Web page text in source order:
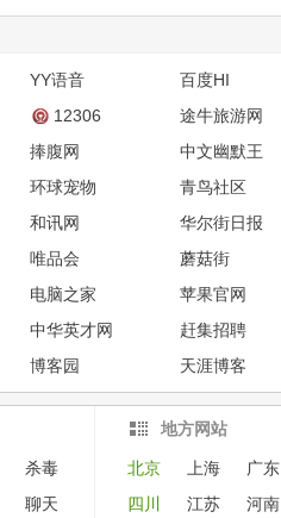
YY语音 百度HI
12306 途牛旅游网
捧腹网 中文幽默王
环球宠物 青鸟社区
和讯网 华尔街日报
唯品会 蘑菇街
电脑之家 苹果官网
中华英才网 赶集招聘
博客园 天涯博客
杀毒
聊天
地方网站
北京 上海 广东
四川
江苏 河南